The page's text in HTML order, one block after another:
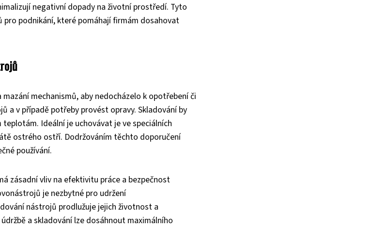
negativní dopady na životní prostředí. Tyto
podnikání, které pomáhají firmám dosahovat
mechanismů, aby nedocházelo k opotřebení či
a v případě potřeby provést opravy. Skladování by
Ideální je uchovávat je ve speciálních
ostrého ostří. Dodržováním těchto doporučení
používání.
zásadní vliv na efektivitu práce a bezpečnost
je nezbytné pro udržení
nástrojů prodlužuje jejich životnost a
a skladování lze dosáhnout maximálního